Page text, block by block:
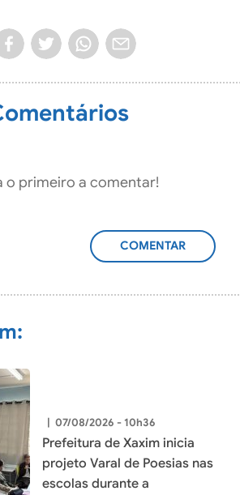
o primeiro a comentar!
ADICIONAR
| 07/08/2026 - 10h36
Prefeitura de Xaxim inicia
projeto Varal de Poesias nas
escolas durante a